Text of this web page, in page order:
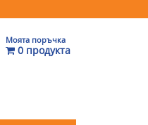
Моята поръчка
0 продукта